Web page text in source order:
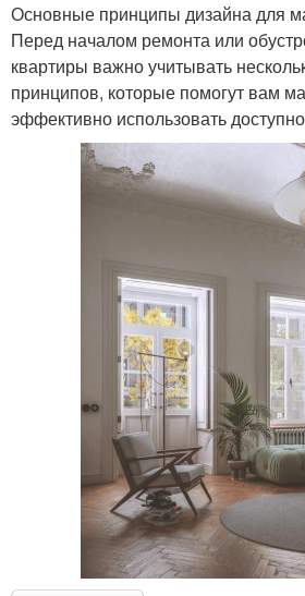
Основные принципы дизайна для
Перед началом ремонта или
квартиры важно учитывать
принципов, которые помогут вам
эффективно использовать